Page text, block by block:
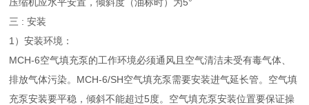
三 : 安装
1）安装环境：
MCH-6空气填充泵的工作环境必须通风且空气清洁未受有毒气体、
排放气体污染。MCH-6/SH空气填充泵需要安装进气延长管。空气填
充泵安装要平稳，倾斜不能超过5度。空气填充泵安装位置要保证操